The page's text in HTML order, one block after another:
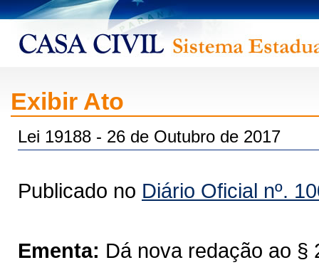
Exibir Ato
Lei 19188 - 26 de Outubro de 2017
Publicado no Diário Oficial nº.
Ementa: Dá nova redação ao §